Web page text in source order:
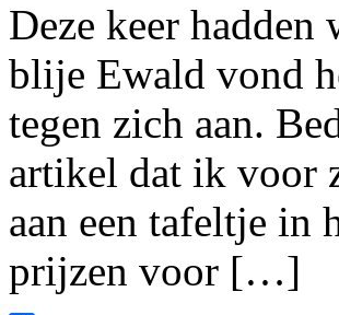
Deze keer hadden
blije Ewald vond
tegen zich aan.
artikel dat ik voor
aan een tafeltje in
prijzen voor […]